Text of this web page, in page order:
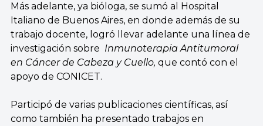
Más adelante, ya bióloga, se sumó al Hospital
Italiano de Buenos Aires, en donde además de su
trabajo docente, logró llevar adelante una línea de
investigación sobre Inmunoterapia Antitumoral
en Cáncer de Cabeza y Cuello, que contó con el
apoyo de CONICET.
Participó de varias publicaciones científicas, así
como también ha presentado trabajos en